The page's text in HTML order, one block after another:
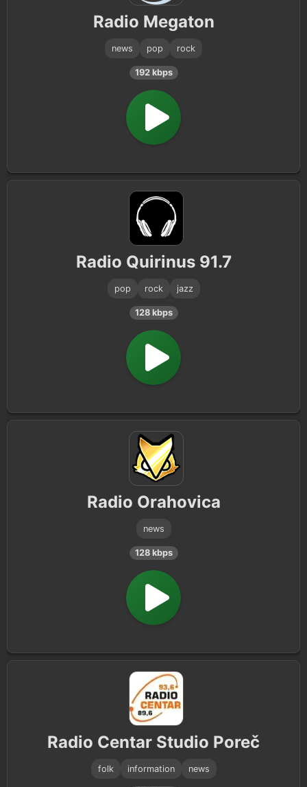
Radio Megaton
news pop rock
192 kbps
Radio Quirinus 91.7
pop rock jazz
128 kbps
Radio Orahovica
news
128 kbps
Radio Centar Studio Poreč
folk information news